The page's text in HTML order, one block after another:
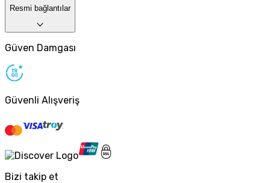
Resmi bağlantılar
Güven Damgası
Güvenli Alışveriş
Bizi takip et